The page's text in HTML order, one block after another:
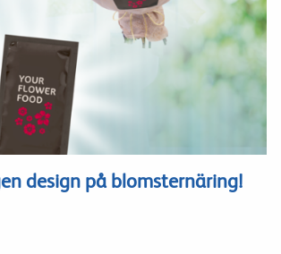
design på blomsternäring!